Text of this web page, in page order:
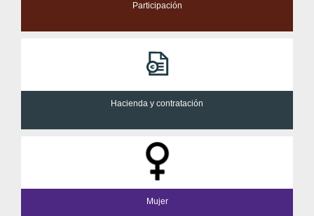
Participación
Hacienda y contratación
Mujer